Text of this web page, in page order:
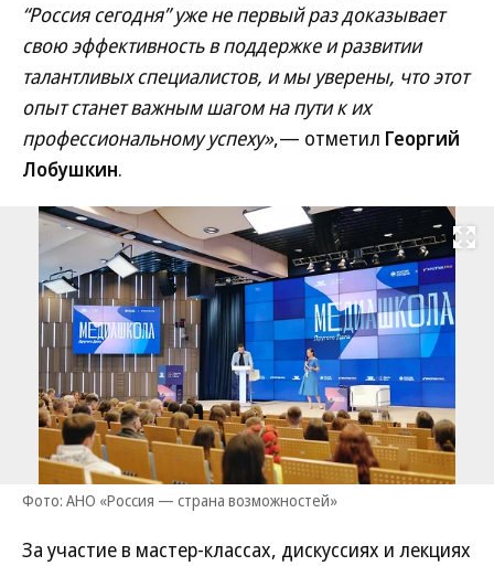
“Россия сегодня” уже не первый раз доказывает
свою эффективность в поддержке и развитии
талантливых специалистов, и мы уверены, что этот
опыт станет важным шагом на пути к их
профессиональному успеху»,— отметил Георгий
Лобушкин.
Развернуть
Фото: АНО «Россия — страна возможностей»
За участие в мастер-классах, дискуссиях и лекциях